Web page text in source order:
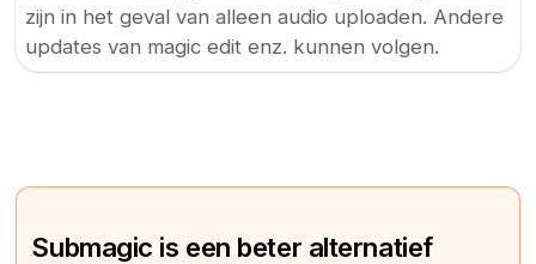
zijn in het geval van alleen audio uploaden. Andere
updates van magic edit enz. kunnen volgen.
Submagic is een beter alternatief